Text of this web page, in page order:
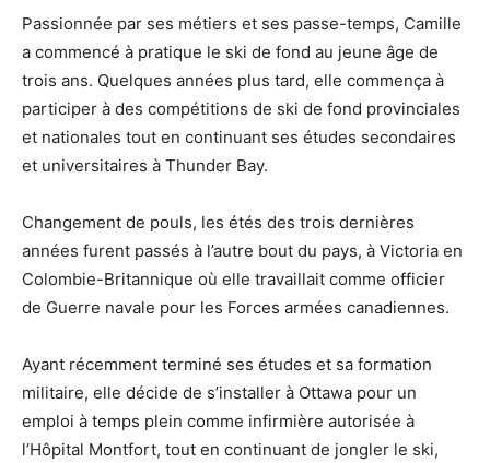
Passionnée par ses métiers et ses passe-temps, Camille
a commencé à pratique le ski de fond au jeune âge de
trois ans. Quelques années plus tard, elle commença à
participer à des compétitions de ski de fond provinciales
et nationales tout en continuant ses études secondaires
et universitaires à Thunder Bay.
Changement de pouls, les étés des trois dernières
années furent passés à l’autre bout du pays, à Victoria en
Colombie-Britannique où elle travaillait comme officier
de Guerre navale pour les Forces armées canadiennes.
Ayant récemment terminé ses études et sa formation
militaire, elle décide de s’installer à Ottawa pour un
emploi à temps plein comme infirmière autorisée à
l’Hôpital Montfort, tout en continuant de jongler le ski,